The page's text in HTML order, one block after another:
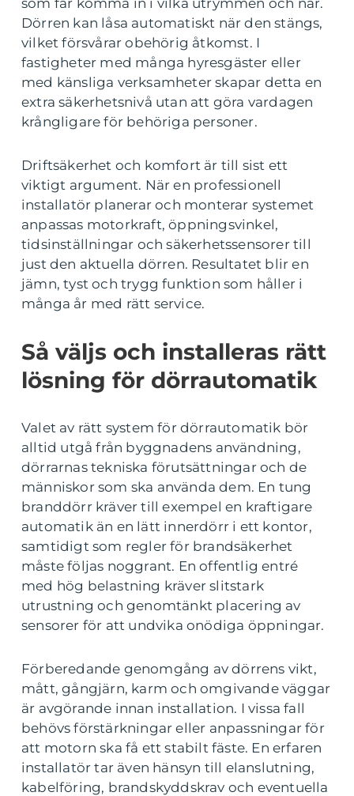
som får komma in i vilka utrymmen och när.
Dörren kan låsa automatiskt när den stängs,
vilket försvårar obehörig åtkomst. I
fastigheter med många hyresgäster eller
med känsliga verksamheter skapar detta en
extra säkerhetsnivå utan att göra vardagen
krångligare för behöriga personer.
Driftsäkerhet och komfort är till sist ett
viktigt argument. När en professionell
installatör planerar och monterar systemet
anpassas motorkraft, öppningsvinkel,
tidsinställningar och säkerhetssensorer till
just den aktuella dörren. Resultatet blir en
jämn, tyst och trygg funktion som håller i
många år med rätt service.
Så väljs och installeras rätt
lösning för dörrautomatik
Valet av rätt system för dörrautomatik bör
alltid utgå från byggnadens användning,
dörrarnas tekniska förutsättningar och de
människor som ska använda dem. En tung
branddörr kräver till exempel en kraftigare
automatik än en lätt innerdörr i ett kontor,
samtidigt som regler för brandsäkerhet
måste följas noggrant. En offentlig entré
med hög belastning kräver slitstark
utrustning och genomtänkt placering av
sensorer för att undvika onödiga öppningar.
Förberedande genomgång av dörrens vikt,
mått, gångjärn, karm och omgivande väggar
är avgörande innan installation. I vissa fall
behövs förstärkningar eller anpassningar för
att motorn ska få ett stabilt fäste. En erfaren
installatör tar även hänsyn till elanslutning,
kabelföring, brandskyddskrav och eventuella